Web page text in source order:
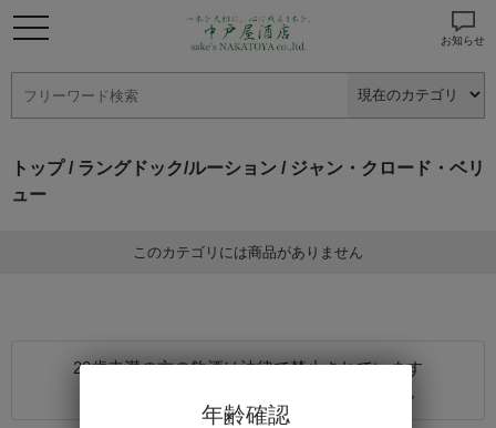
お知らせ
トップ/ ラングドック/ルーション / ジャン・クロード・ベリ
ュー
このカテゴリには商品がありません
20歳未満の方の飲酒は法律で禁止されています
20歳未満の方に対しては酒類を販売しません
年齢確認